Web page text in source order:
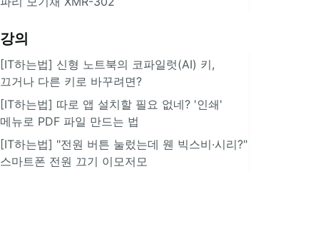
강의
[IT하는법] 신형 노트북의 코파일럿(AI) 키,
끄거나 다른 키로 바꾸려면?
[IT하는법] 따로 앱 설치할 필요 없네? '인쇄'
메뉴로 PDF 파일 만드는 법
[IT하는법] "전원 버튼 눌렀는데 웬 빅스비·시리?"
스마트폰 전원 끄기 이모저모